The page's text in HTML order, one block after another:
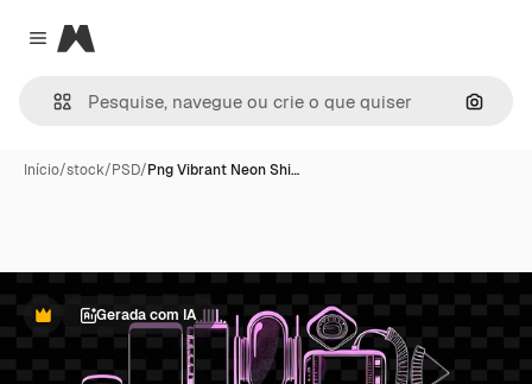
Close menu
Magnific
Início/stock/PSD/Png Vibrant Neon Shi…
PremiumGerada com IA